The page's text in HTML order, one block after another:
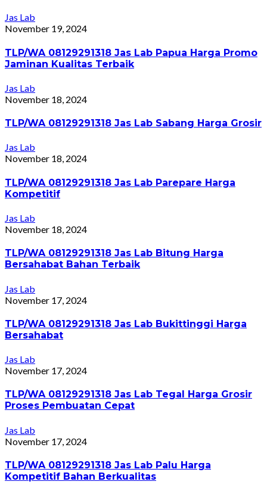
Jas Lab
November 19, 2024
TLP/WA 08129291318 Jas Lab Papua Harga Promo
Jaminan Kualitas Terbaik
Jas Lab
November 18, 2024
TLP/WA 08129291318 Jas Lab Sabang Harga Grosir
Jas Lab
November 18, 2024
TLP/WA 08129291318 Jas Lab Parepare Harga
Kompetitif
Jas Lab
November 18, 2024
TLP/WA 08129291318 Jas Lab Bitung Harga
Bersahabat Bahan Terbaik
Jas Lab
November 17, 2024
TLP/WA 08129291318 Jas Lab Bukittinggi Harga
Bersahabat
Jas Lab
November 17, 2024
TLP/WA 08129291318 Jas Lab Tegal Harga Grosir
Proses Pembuatan Cepat
Jas Lab
November 17, 2024
TLP/WA 08129291318 Jas Lab Palu Harga
Kompetitif Bahan Berkualitas